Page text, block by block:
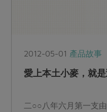
2012-05-01 產品故事
愛上本土小麥，就
二○○八年六月第一支